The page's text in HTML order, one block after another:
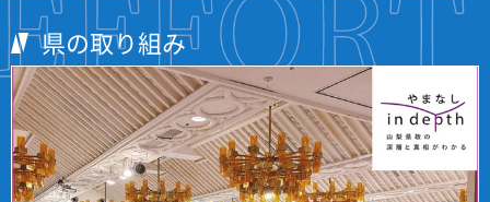
県の取り組み